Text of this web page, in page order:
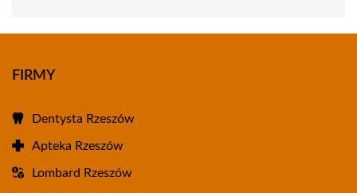
FIRMY
Dentysta Rzeszów
Apteka Rzeszów
Lombard Rzeszów